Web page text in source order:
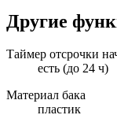
Другие
Таймер отсрочки
есть (до 24 ч)
Материал бака
пластик